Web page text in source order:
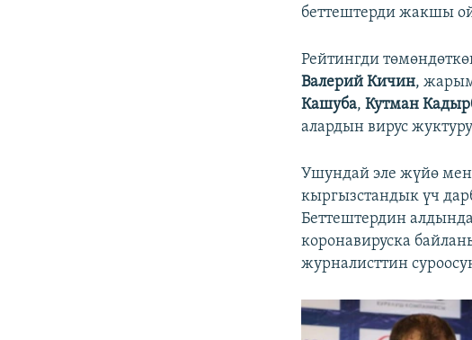
беттештерди жакшы
Рейтингди
Валерий Кичин,
Кашуба,Кутман
алардын вирус
Ушундай эле жүйө
кыргызстандык үч
Беттештердин
коронавируска
журналисттин